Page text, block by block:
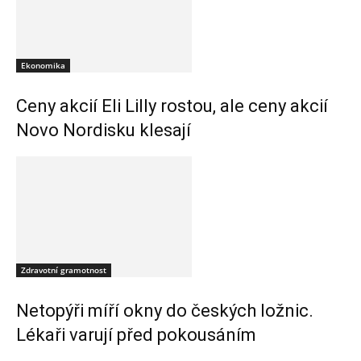
Ekonomika
Ceny akcií Eli Lilly rostou, ale ceny akcií
Novo Nordisku klesají
Zdravotní gramotnost
Netopýři míří okny do českých ložnic.
Lékaři varují před pokousáním